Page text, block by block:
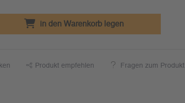
in den Warenkorb legen
Produkt empfehlen Fragen zum Produkt